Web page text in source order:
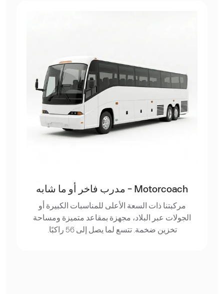
Motorcoach - مدرب فاخر أو ما شابه
مركبتنا ذات السعة الأعلى للمناسبات الكبيرة أو
الجولات عبر البلاد، مجهزة بمقاعد متميزة ومساحة
تخزين ضخمة. تتسع لما يصل إلى 56 راكبًا.